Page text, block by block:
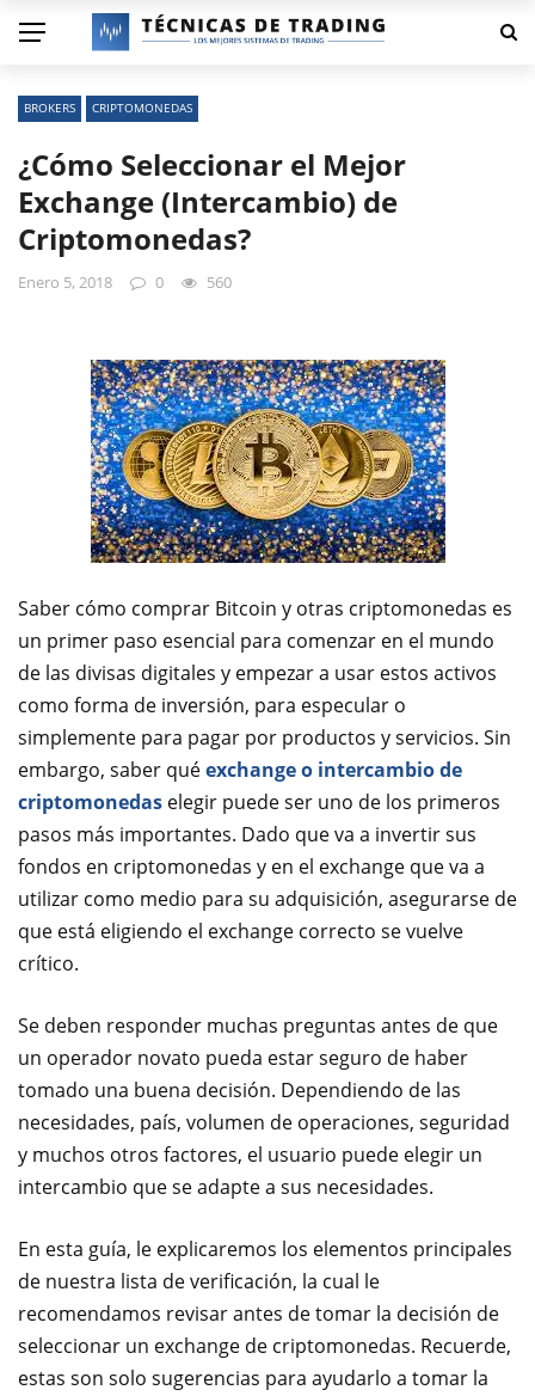
BROKERS CRIPTOMONEDAS
¿Cómo Seleccionar el Mejor
Exchange (Intercambio) de
Criptomonedas?
Enero 5, 2018 0 560
Saber cómo comprar Bitcoin y otras criptomonedas es
un primer paso esencial para comenzar en el mundo
de las divisas digitales y empezar a usar estos activos
como forma de inversión, para especular o
simplemente para pagar por productos y servicios. Sin
embargo, saber quéexchange o intercambio de
criptomonedas elegir puede ser uno de los primeros
pasos más importantes. Dado que va a invertir sus
fondos en criptomonedas y en el exchange que va a
utilizar como medio para su adquisición, asegurarse de
que está eligiendo el exchange correcto se vuelve
crítico.
Se deben responder muchas preguntas antes de que
un operador novato pueda estar seguro de haber
tomado una buena decisión. Dependiendo de las
necesidades, país, volumen de operaciones, seguridad
y muchos otros factores, el usuario puede elegir un
intercambio que se adapte a sus necesidades.
En esta guía, le explicaremos los elementos principales
de nuestra lista de verificación, la cual le
recomendamos revisar antes de tomar la decisión de
seleccionar un exchange de criptomonedas. Recuerde,
estas son solo sugerencias para ayudarlo a tomar la